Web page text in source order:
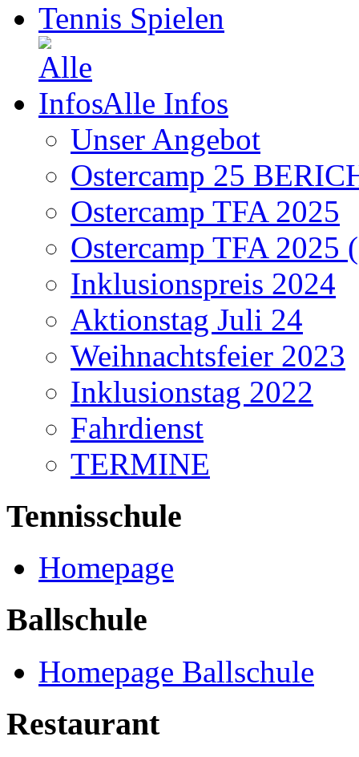
Tennis Spielen
Alle Infos
Unser Angebot
Ostercamp 25
Ostercamp TFA 2025
Ostercamp TFA 2025
Inklusionspreis 2024
Aktionstag Juli 24
Weihnachtsfeier 2023
Inklusionstag 2022
Fahrdienst
TERMINE
Tennisschule
Homepage
Ballschule
Homepage Ballschule
Restaurant